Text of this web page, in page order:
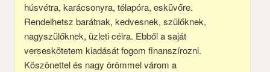
húsvétra, karácsonyra, télapóra, esküvőre.
Rendelhetsz barátnak, kedvesnek, szülőknek,
nagyszülőknek, üzleti célra. Ebből a saját
verseskötetem kiadását fogom finanszírozni.
Köszönettel és nagy örömmel várom a